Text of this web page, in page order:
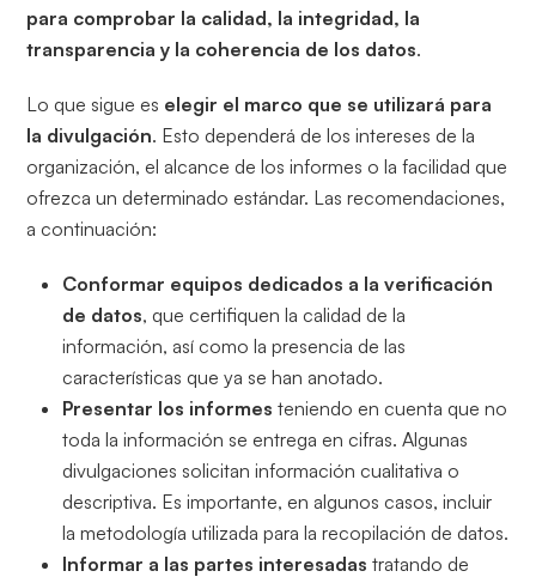
para comprobar la calidad, la integridad, la
transparencia y la coherencia de los datos.
Lo que sigue es elegir el marco que se utilizará para
la divulgación. Esto dependerá de los intereses de la
organización, el alcance de los informes o la facilidad que
ofrezca un determinado estándar. Las recomendaciones,
a continuación:
Conformar equipos dedicados a la verificación
de datos, que certifiquen la calidad de la
información, así como la presencia de las
características que ya se han anotado.
Presentar los informes teniendo en cuenta que no
toda la información se entrega en cifras. Algunas
divulgaciones solicitan información cualitativa o
descriptiva. Es importante, en algunos casos, incluir
la metodología utilizada para la recopilación de datos.
Informar a las partes interesadastratando de